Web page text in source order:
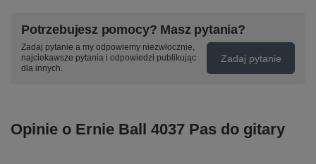
Potrzebujesz pomocy? Masz pytania?
Zadaj pytanie a my odpowiemy niezwłocznie,
najciekawsze pytania i odpowiedzi publikując
dla innych.
Zadaj pytanie
Opinie o Ernie Ball 4037 Pas do gitary